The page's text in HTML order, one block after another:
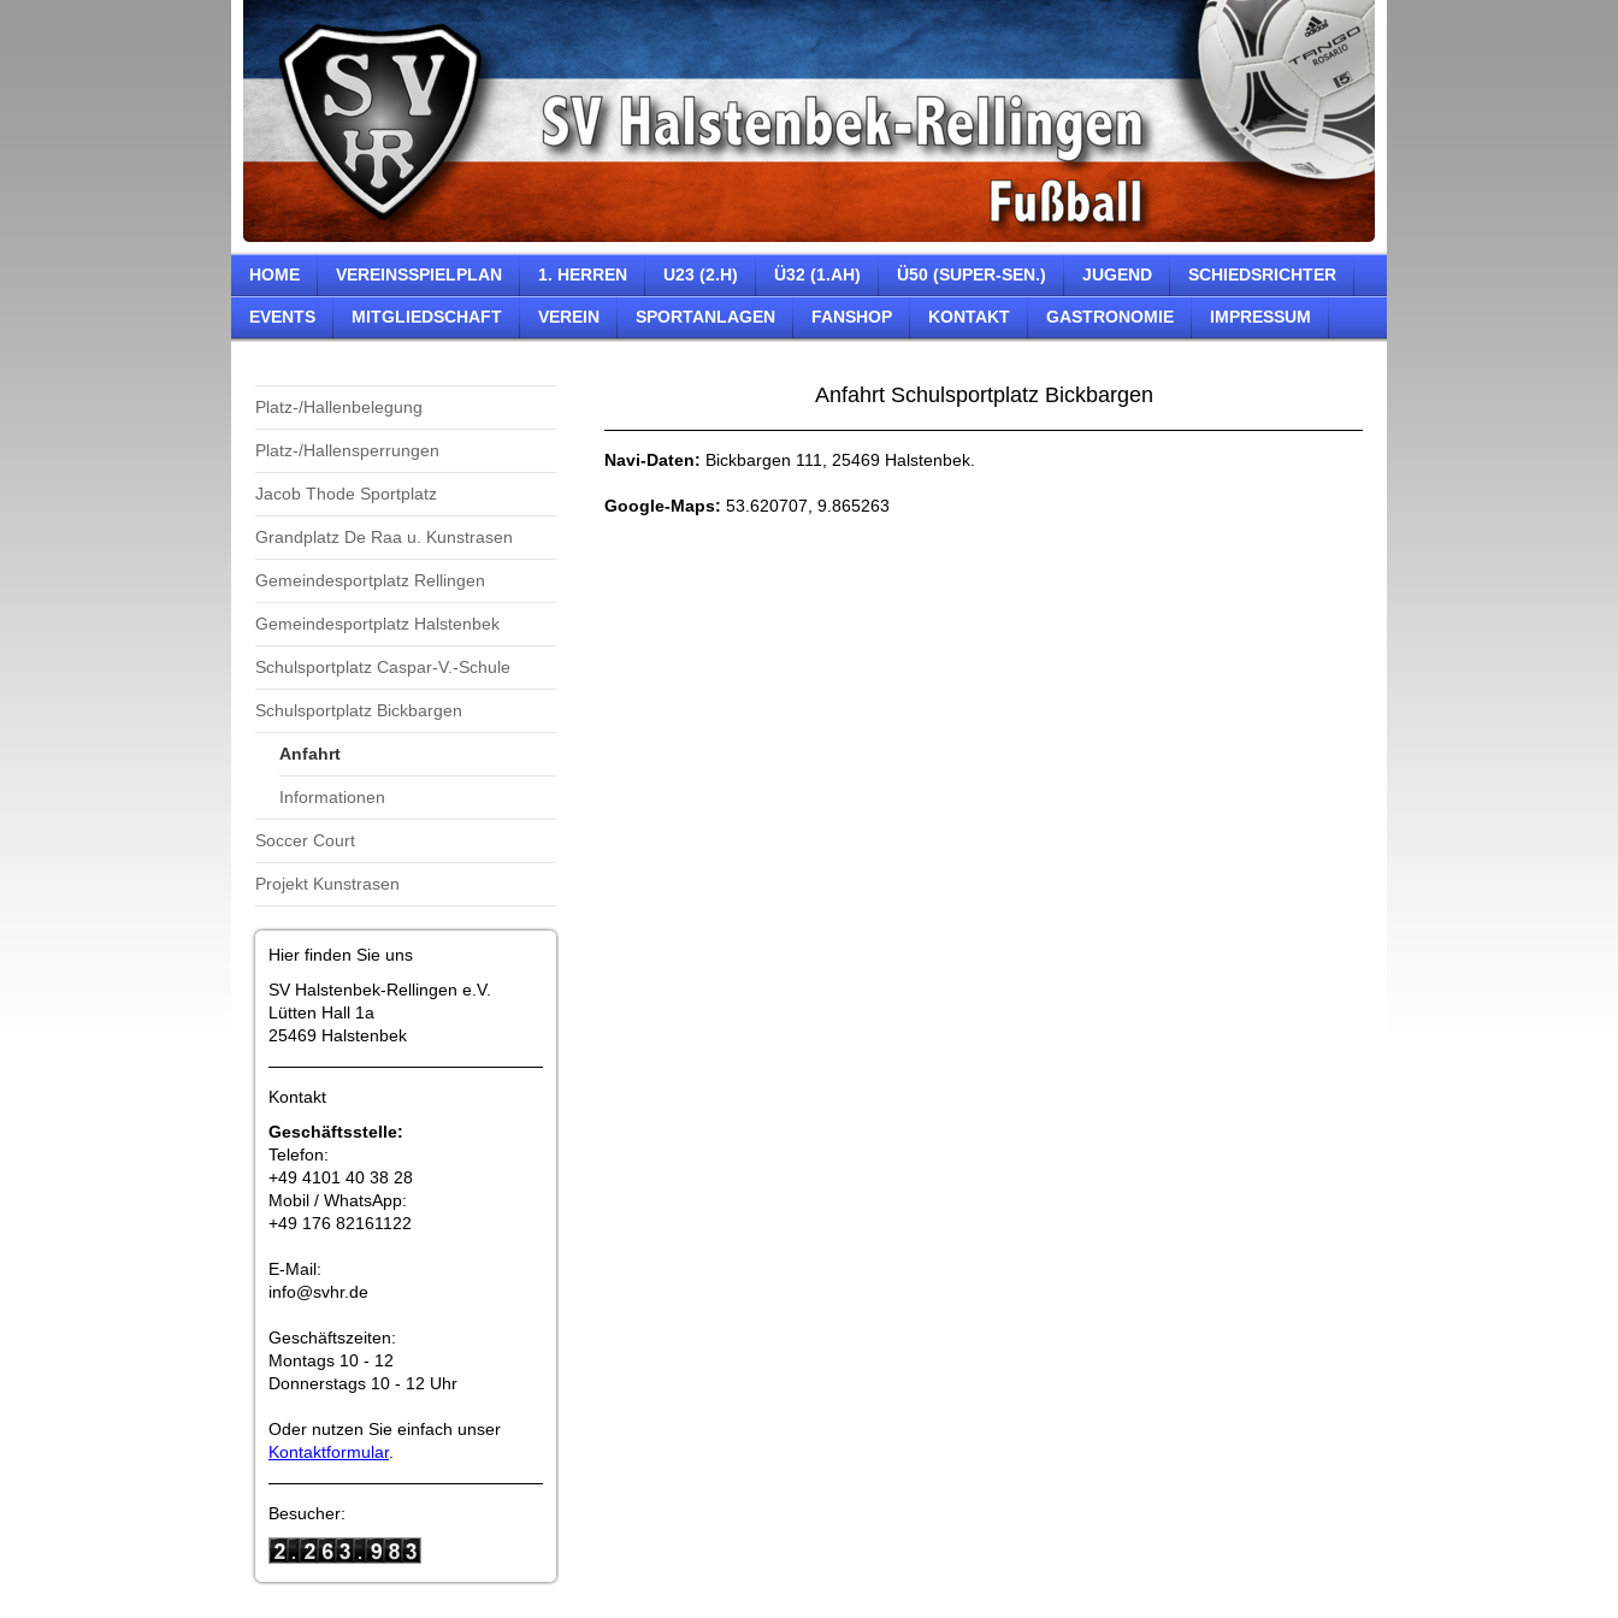
HOME VEREINSSPIELPLAN 1. HERREN U23 (2.H) Ü32 (1.AH) Ü50 (SUPER-SEN.) JUGEND SCHIEDSRICHTER
EVENTS MITGLIEDSCHAFT VEREIN SPORTANLAGEN FANSHOP KONTAKT GASTRONOMIE IMPRESSUM
Platz-/Hallenbelegung
Platz-/Hallensperrungen
Jacob Thode Sportplatz
Grandplatz De Raa u. Kunstrasen
Gemeindesportplatz Rellingen
Gemeindesportplatz Halstenbek
Schulsportplatz Caspar-V.-Schule
Schulsportplatz Bickbargen
Anfahrt
Informationen
Soccer Court
Projekt Kunstrasen
Hier finden Sie uns
SV Halstenbek-Rellingen e.V.
Lütten Hall 1a
25469 Halstenbek
Kontakt
Geschäftsstelle:
Telefon:
+49 4101 40 38 28
Mobil / WhatsApp:
+49 176 82161122
E-Mail:
info@svhr.de
Geschäftszeiten:
Montags 10 - 12
Donnerstags 10 - 12 Uhr
Oder nutzen Sie einfach unser
Kontaktformular.
Besucher:
Anfahrt Schulsportplatz Bickbargen
Navi-Daten: Bickbargen 111, 25469 Halstenbek.
Google-Maps: 53.620707, 9.865263